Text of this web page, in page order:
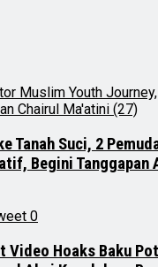
Tanah Suci, 2
Begini Tanggapan
0
Video Hoaks Baku